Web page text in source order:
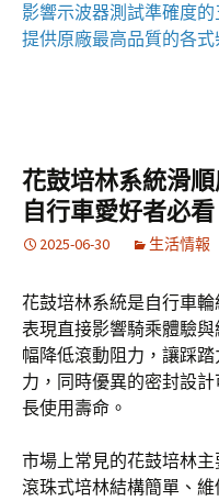
影響示波器測試準確度
提供原廠最高品質的各式
花鼓培林系統滑
自行車愛好者必看
2025-06-30 生活情報
花鼓培林系統是自行車
表現直接影響騎乘體驗
幅降低滾動阻力，讓踩
力，同時優異的密封設
長使用壽命。
市場上常見的花鼓培林
滾珠式培林結構簡單、